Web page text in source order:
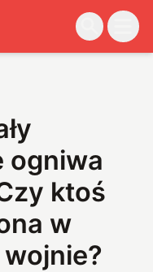
ogniwa
ktoś
w